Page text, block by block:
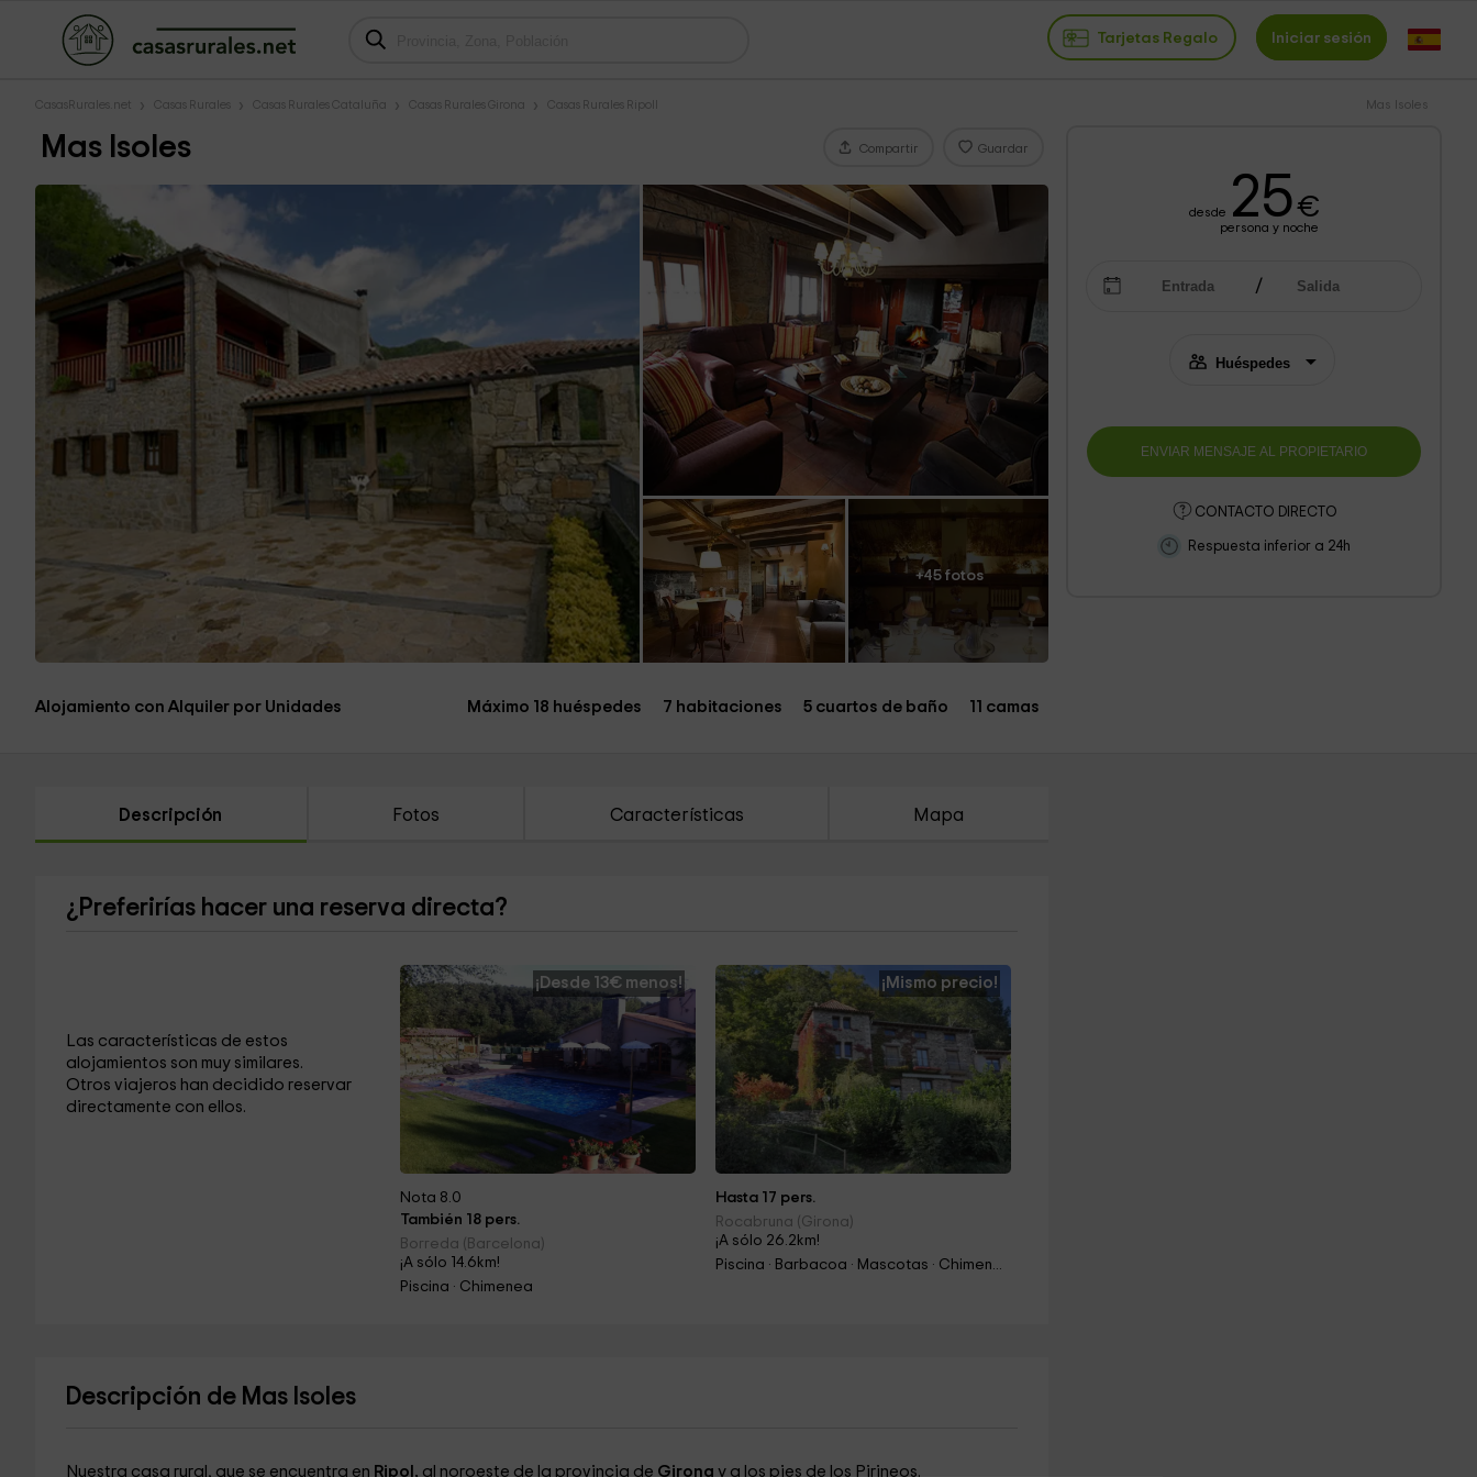
Tarjetas Regalo Iniciar sesión
CasasRurales.net Casas Rurales Casas Rurales Cataluña Casas Rurales Girona Casas Rurales Ripoll Mas Isoles
Mas Isoles Compartir Guardar
+45 fotos
desde 25€
persona y noche
CONTACTO DIRECTO
Respuesta inferior a 24h
Alojamiento con Alquiler por Unidades Máximo 18 huéspedes 7 habitaciones 5 cuartos de baño 11 camas
Descripción Fotos Características Mapa
¿Preferirías hacer una reserva directa?
Las características de estos
alojamientos son muy similares.
Otros viajeros han decidido reservar
directamente con ellos.
¡Desde 13€ menos!
Nota 8.0
También 18 pers.
Borreda (Barcelona)
¡A sólo 14.6km!
Piscina · Chimenea
¡Mismo precio!
Hasta 17 pers.
Rocabruna (Girona)
¡A sólo 26.2km!
Piscina · Barbacoa · Mascotas · Chimenea
Descripción de Mas Isoles
Nuestra casa rural, que se encuentra en Ripol, al noroeste de la provincia de Girona y a los pies de los Pirineos.